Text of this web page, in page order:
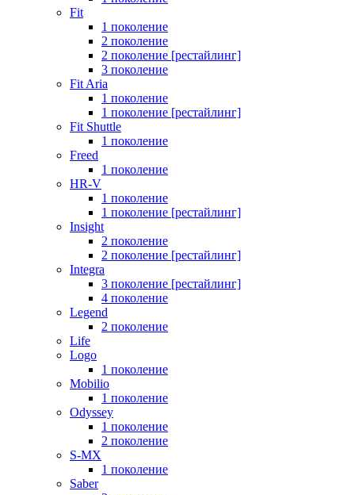
Fit
1 поколение
2 поколение
2 поколение [рестайлинг]
3 поколение
Fit Aria
1 поколение
1 поколение [рестайлинг]
Fit Shuttle
1 поколение
Freed
1 поколение
HR-V
1 поколение
1 поколение [рестайлинг]
Insight
2 поколение
2 поколение [рестайлинг]
Integra
3 поколение [рестайлинг]
4 поколение
Legend
2 поколение
Life
Logo
1 поколение
Mobilio
1 поколение
Odyssey
1 поколение
2 поколение
S-MX
1 поколение
Saber